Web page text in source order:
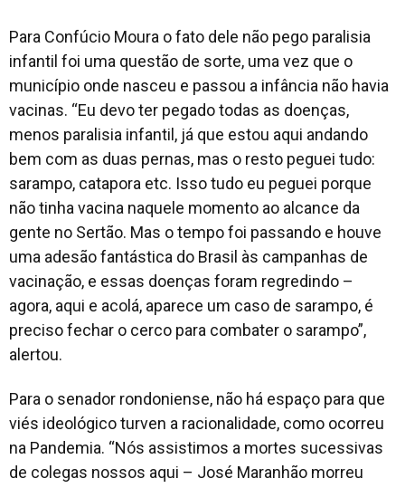
Para Confúcio Moura o fato dele não pego paralisia
infantil foi uma questão de sorte, uma vez que o
município onde nasceu e passou a infância não havia
vacinas. “Eu devo ter pegado todas as doenças,
menos paralisia infantil, já que estou aqui andando
bem com as duas pernas, mas o resto peguei tudo:
sarampo, catapora etc. Isso tudo eu peguei porque
não tinha vacina naquele momento ao alcance da
gente no Sertão. Mas o tempo foi passando e houve
uma adesão fantástica do Brasil às campanhas de
vacinação, e essas doenças foram regredindo –
agora, aqui e acolá, aparece um caso de sarampo, é
preciso fechar o cerco para combater o sarampo”,
alertou.
Para o senador rondoniense, não há espaço para que
viés ideológico turven a racionalidade, como ocorreu
na Pandemia. “Nós assistimos a mortes sucessivas
de colegas nossos aqui – José Maranhão morreu